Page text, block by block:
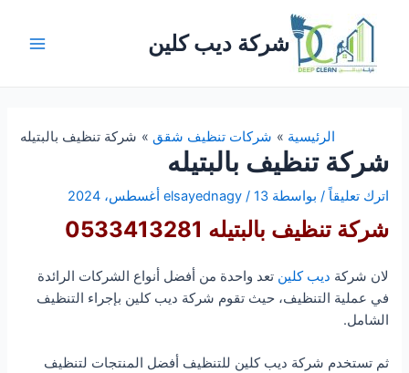
شركة ديب كلين
الرئيسية شركات تنظيف شقق شركة تنظيف بالبتيله
شركة تنظيف بالبتيله
اترك تعليقاً / بواسطة elsayednagy / 13 أغسطس، 2024
شركة تنظيف بالبتيله 0533413281
لان شركة ديب كلين تعد واحدة من أفضل أنواع الشركات الرائدة
في عملية التنظيف، حيث تقوم شركة ديب كلين بإجراء التنظيف
الشامل.
ثم تستخدم شركة ديب كلين للتنظيف أفضل المنتجات لتنظيف